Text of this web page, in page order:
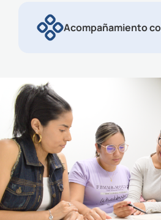
Acompañamiento